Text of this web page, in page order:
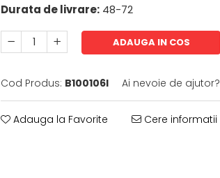
Durata de livrare: 48-72
ADAUGA IN COS
Cod Produs: B100106I Ai nevoie de ajutor?
Adauga la Favorite Cere informatii